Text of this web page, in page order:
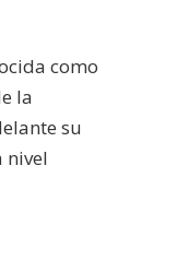
como
la
su
nivel